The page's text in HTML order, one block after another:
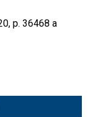
p. 36468 a